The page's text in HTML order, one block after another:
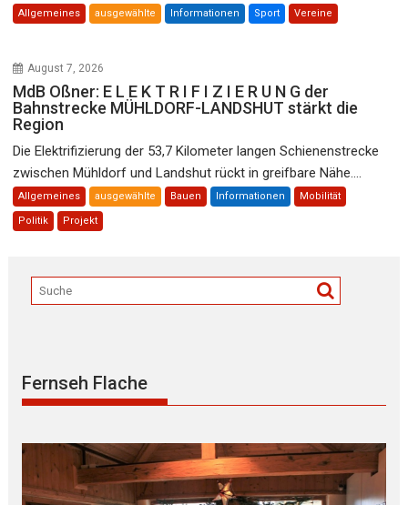
Allgemeines ausgewählte Informationen Sport Vereine
August 7, 2026
MdB Oßner: E L E K T R I F I Z I E R U N G der
Bahnstrecke MÜHLDORF-LANDSHUT stärkt die
Region
Die Elektrifizierung der 53,7 Kilometer langen Schienenstrecke
zwischen Mühldorf und Landshut rückt in greifbare Nähe....
Allgemeines ausgewählte Bauen Informationen Mobilität
Politik Projekt
Fernseh Flache